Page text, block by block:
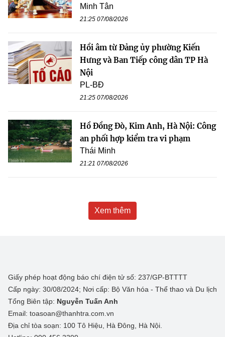
Minh Tân
21:25 07/08/2026
Hồi âm từ Đảng ủy phường Kiến
Hưng và Ban Tiếp công dân TP Hà
Nội
PL-BĐ
21:25 07/08/2026
Hồ Đồng Đò, Kim Anh, Hà Nội: Công
an phối hợp kiểm tra vi phạm
Thái Minh
21:21 07/08/2026
Xem thêm
Giấy phép hoạt động báo chí điện tử số: 237/GP-BTTTT
Cấp ngày: 30/08/2024; Nơi cấp: Bộ Văn hóa - Thể thao và Du lịch
Tổng Biên tập: Nguyễn Tuấn Anh
Email: toasoan@thanhtra.com.vn
Địa chỉ tòa soạn: 100 Tô Hiệu, Hà Đông, Hà Nội.